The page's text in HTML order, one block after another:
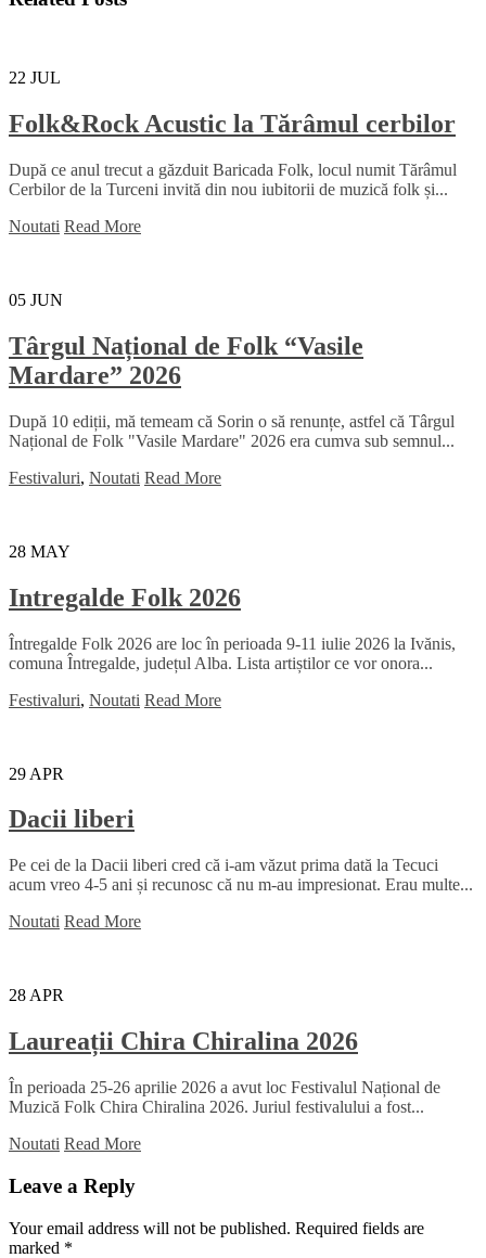
22 JUL
Folk&Rock Acustic la Tărâmul cerbilor
După ce anul trecut a găzduit Baricada Folk, locul numit Tărâmul
Cerbilor de la Turceni invită din nou iubitorii de muzică folk și...
Noutati Read More
05 JUN
Târgul Național de Folk “Vasile
Mardare” 2026
După 10 ediții, mă temeam că Sorin o să renunțe, astfel că Târgul
Național de Folk "Vasile Mardare" 2026 era cumva sub semnul...
Festivaluri, Noutati Read More
28 MAY
Intregalde Folk 2026
Întregalde Folk 2026 are loc în perioada 9-11 iulie 2026 la Ivănis,
comuna Întregalde, județul Alba. Lista artiștilor ce vor onora...
Festivaluri, Noutati Read More
29 APR
Dacii liberi
Pe cei de la Dacii liberi cred că i-am văzut prima dată la Tecuci
acum vreo 4-5 ani și recunosc că nu m-au impresionat. Erau multe...
Noutati Read More
28 APR
Laureații Chira Chiralina 2026
În perioada 25-26 aprilie 2026 a avut loc Festivalul Național de
Muzică Folk Chira Chiralina 2026. Juriul festivalului a fost...
Noutati Read More
Leave a Reply
Your email address will not be published. Required fields are
marked *